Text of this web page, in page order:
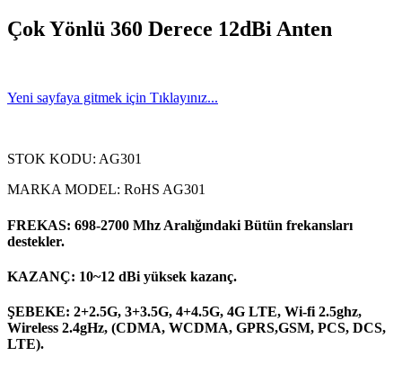
Çok Yönlü 360 Derece 12dBi Anten
Yeni sayfaya gitmek için Tıklayınız...
STOK KODU: AG301
MARKA MODEL: RoHS AG301
FREKAS: 698-2700 Mhz Aralığındaki Bütün frekansları
destekler.
KAZANÇ: 10~12 dBi yüksek kazanç.
ŞEBEKE: 2+2.5G, 3+3.5G, 4+4.5G, 4G LTE, Wi-fi 2.5ghz,
Wireless 2.4gHz, (CDMA, WCDMA, GPRS,GSM, PCS, DCS,
LTE).